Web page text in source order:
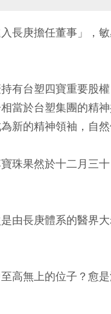
長庚擔任董事」，
有台塑四寶重要股
當於台塑集團的精
新的精神領袖，自然
珠果然於十二月三
由長庚體系的醫界
高無上的位子？愈